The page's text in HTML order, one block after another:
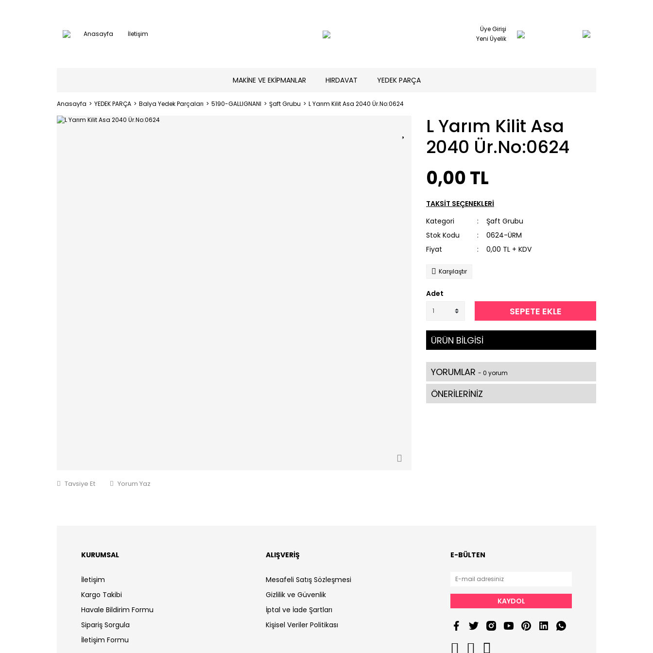
Anasayfa İletişim
Üye Girişi
Yeni Üyelik
MAKİNE VE EKİPMANLAR HIRDAVAT YEDEK PARÇA
Anasayfa YEDEK PARÇA Balya Yedek Parçaları 5190-GALLIGNANI Şaft Grubu L Yarım Kilit Asa 2040 Ür.No:0624
Tavsiye Et Yorum Yaz
L Yarım Kilit Asa
2040 Ür.No:0624
0,00 TL
TAKSİT SEÇENEKLERİ
Kategori
Şaft Grubu
Stok Kodu
0624-ÜRM
Fiyat
0,00 TL + KDV
Karşılaştır
Adet
SEPETE EKLE
ÜRÜN BİLGİSİ
YORUMLAR - 0 yorum
ÖNERİLERİNİZ
KURUMSAL
İletişim
Kargo Takibi
Havale Bildirim Formu
Sipariş Sorgula
İletişim Formu
ALIŞVERİŞ
Mesafeli Satış Sözleşmesi
Gizlilik ve Güvenlik
İptal ve İade Şartları
Kişisel Veriler Politikası
E-BÜLTEN
KAYDOL